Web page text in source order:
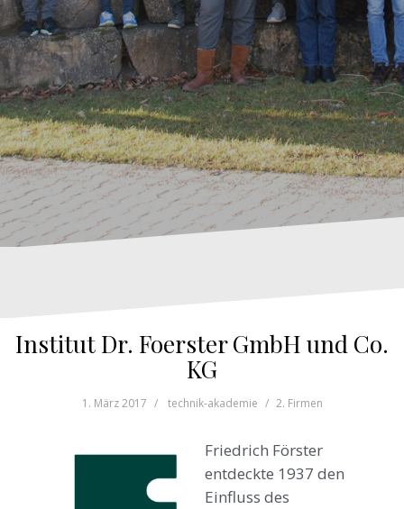
Institut Dr. Foerster GmbH und Co.
KG
1. März 2017 technik-akademie 2. Firmen
Friedrich Förster
entdeckte 1937 den
Einfluss des